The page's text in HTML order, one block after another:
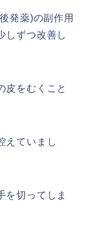
発薬)の副作用
しずつ改善し
皮をむくこと
えていまし
を切ってしま